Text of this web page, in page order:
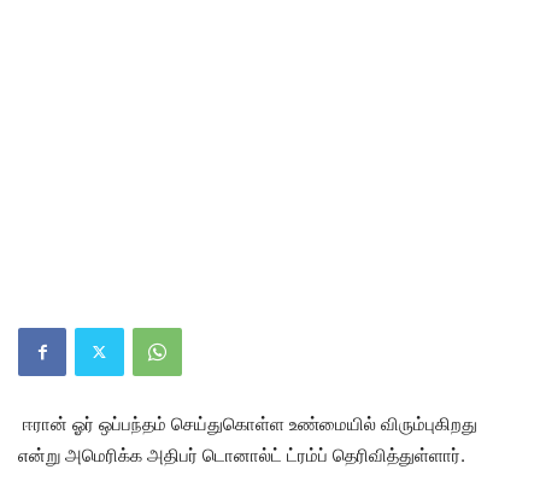
ஈரான் ஓர் ஒப்பந்தம் செய்துகொள்ள உண்மையில் விரும்புகிறது
என்று அமெரிக்க அதிபர் டொனால்ட் ட்ரம்ப் தெரிவித்துள்ளார்.